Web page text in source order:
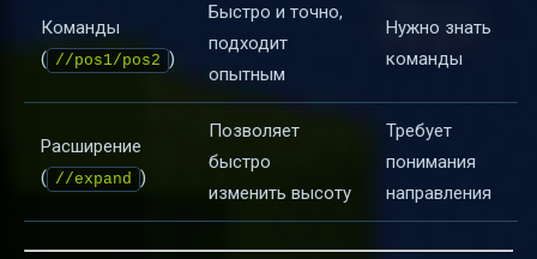
Команды
( //pos1/pos2 )
Быстро и точно,
подходит
опытным
Нужно знать
команды
Расширение
( //expand )
Позволяет
быстро
изменить высоту
Требует
понимания
направления